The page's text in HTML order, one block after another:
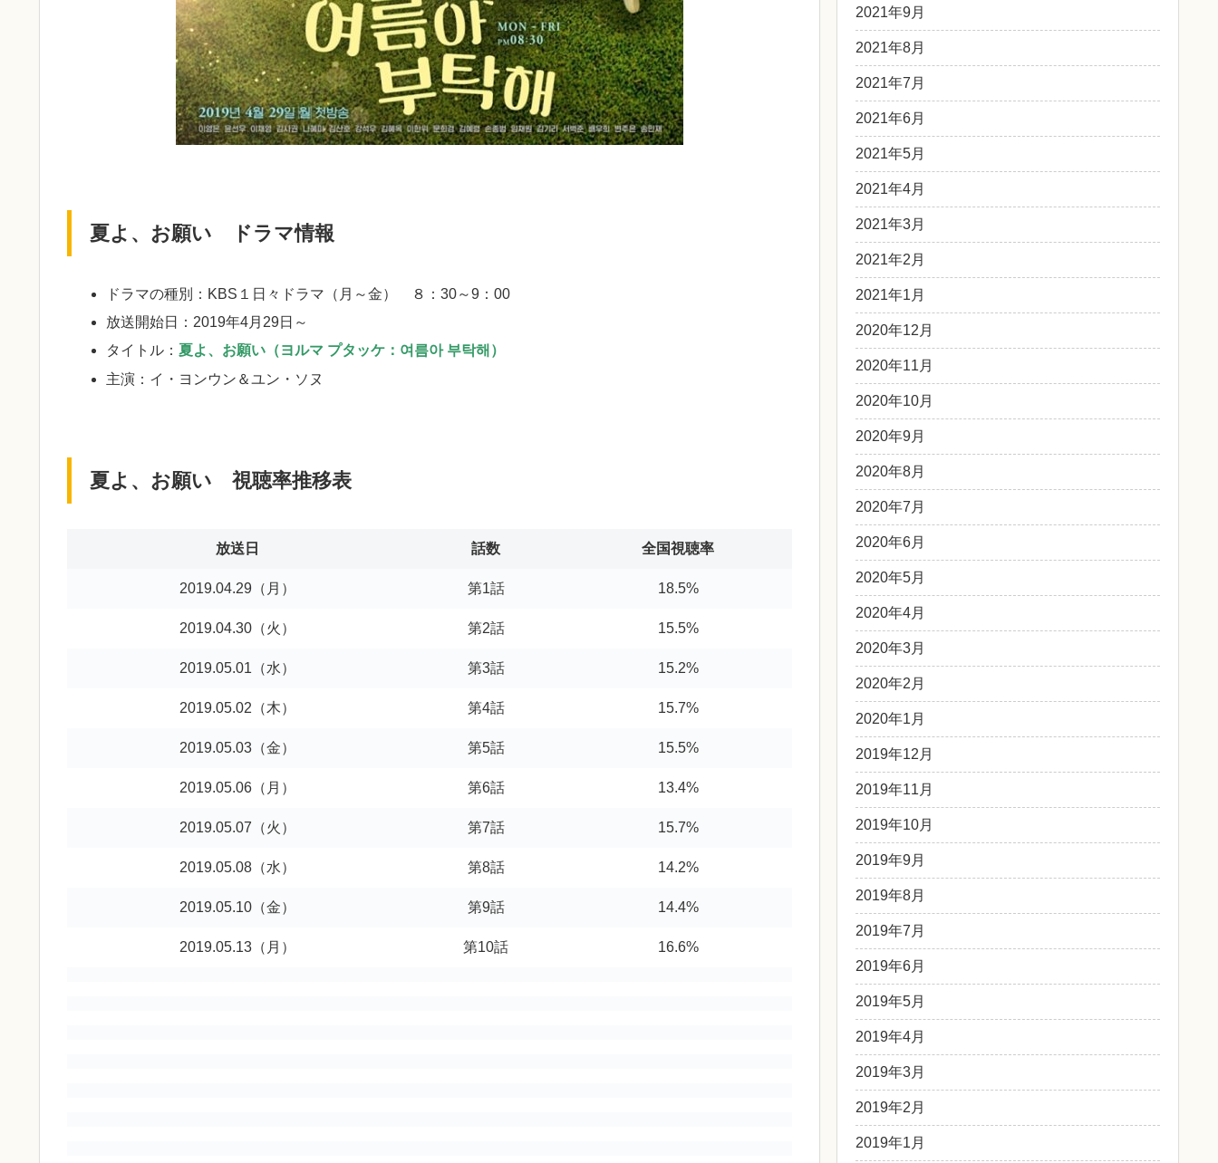
夏よ、お願い ドラマ情報
ドラマの種別：KBS１日々ドラマ（月～金） ８：30～9：00
放送開始日：2019年4月29日～
タイトル：夏よ、お願い（ヨルマ プタッケ：여름아 부탁해）
主演：イ・ヨンウン＆ユン・ソヌ
夏よ、お願い 視聴率推移表
放送日 話数 全国視聴率
2019.04.29（月） 第1話 18.5%
2019.04.30（火） 第2話 15.5%
2019.05.01（水） 第3話 15.2%
2019.05.02（木） 第4話 15.7%
2019.05.03（金） 第5話 15.5%
2019.05.06（月） 第6話 13.4%
2019.05.07（火） 第7話 15.7%
2019.05.08（水） 第8話 14.2%
2019.05.10（金） 第9話 14.4%
2019.05.13（月） 第10話 16.6%
2021年9月
2021年8月
2021年7月
2021年6月
2021年5月
2021年4月
2021年3月
2021年2月
2021年1月
2020年12月
2020年11月
2020年10月
2020年9月
2020年8月
2020年7月
2020年6月
2020年5月
2020年4月
2020年3月
2020年2月
2020年1月
2019年12月
2019年11月
2019年10月
2019年9月
2019年8月
2019年7月
2019年6月
2019年5月
2019年4月
2019年3月
2019年2月
2019年1月